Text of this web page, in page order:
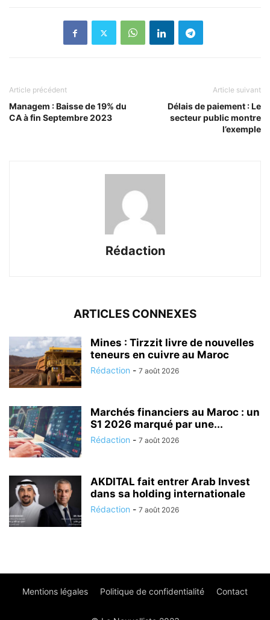
Article précédent
Managem : Baisse de 19% du
CA à fin Septembre 2023
Article suivant
Délais de paiement : Le
secteur public montre
l’exemple
Rédaction
ARTICLES CONNEXES
Mines : Tirzzit livre de nouvelles
teneurs en cuivre au Maroc
Rédaction - 7 août 2026
Marchés financiers au Maroc : un
S1 2026 marqué par une...
Rédaction - 7 août 2026
AKDITAL fait entrer Arab Invest
dans sa holding internationale
Rédaction - 7 août 2026
Mentions légales Politique de confidentialité Contact